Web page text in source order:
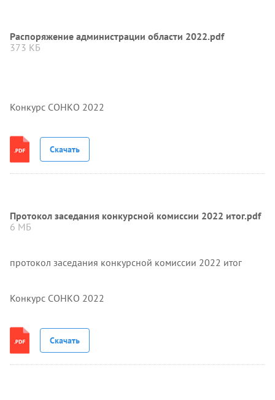
Распоряжение администрации области 2022.pdf
373 КБ
Конкурс СОНКО 2022
Скачать
Протокол заседания конкурсной комиссии 2022 итог.pdf
6 МБ
протокол заседания конкурсной комиссии 2022 итог
Конкурс СОНКО 2022
Скачать